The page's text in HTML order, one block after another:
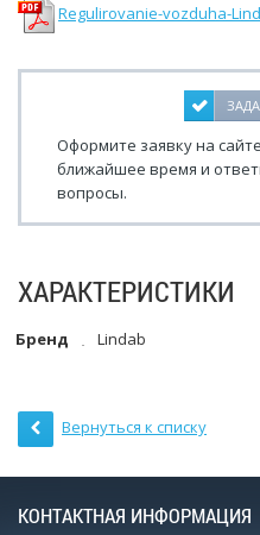
Regulirovanie-vozduha-
Оформите заявку на
ближайшее время и
вопросы.
ХАРАКТЕРИСТИКИ
Бренд Lindab
Вернуться к списку
КОНТАКТНАЯ ИНФОРМАЦИЯ